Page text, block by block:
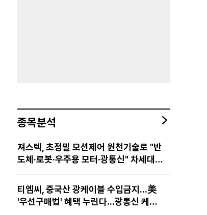
종목분석
져스텍, 초정밀 모션제어 원천기술로 "반
도체·로봇·우주용 모터·광통신" 차세대
티엠씨, 중국산 광케이블 수입금지...美
'우선구매법' 혜택 누린다...광통신 케이